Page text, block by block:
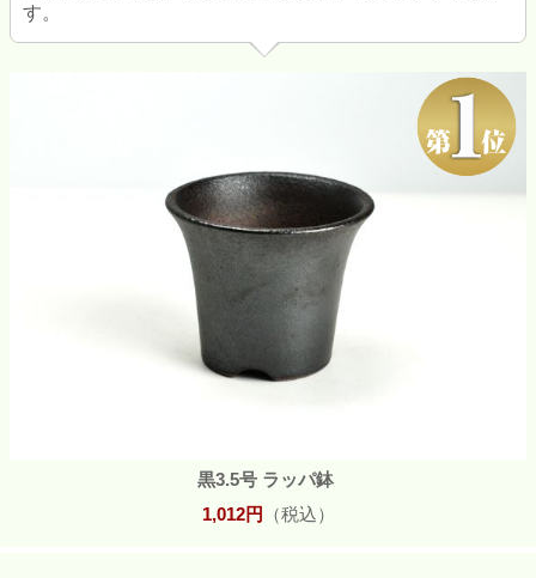
す。
黒3.5号 ラッパ鉢
1,012円 （税込）